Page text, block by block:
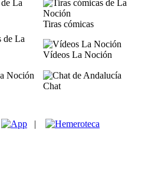
Tiras cómicas
Vídeos La Noción
Chat
|